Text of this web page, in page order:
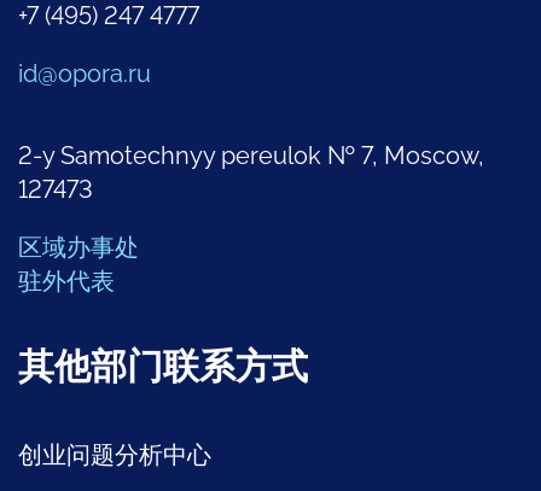
+7 (495) 247 4777
id@opora.ru
2-y Samotechnyy pereulok № 7, Moscow,
127473
区域办事处
驻外代表
其他部门联系方式
创业问题分析中心